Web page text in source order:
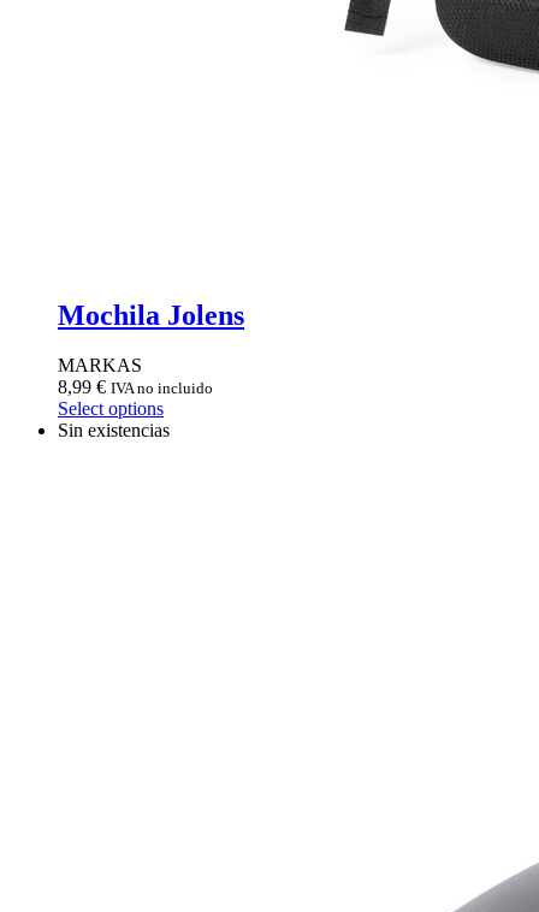
Mochila Jolens
MARKAS
8,99 € IVA no incluido
Select options
Sin existencias